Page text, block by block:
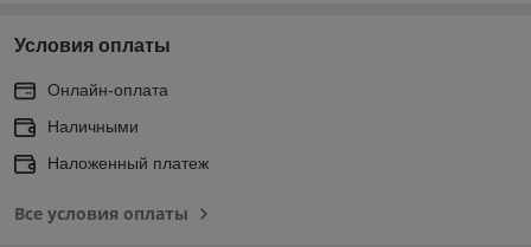
Условия оплаты
Онлайн-оплата
Наличными
Наложенный платеж
Все условия оплаты